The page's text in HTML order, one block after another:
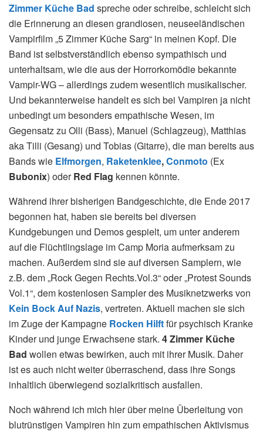
Zimmer Küche Bad spreche oder schreibe, schleicht sich
die Erinnerung an diesen grandiosen, neuseeländischen
Vampirfilm „5 Zimmer Küche Sarg“ in meinen Kopf. Die
Band ist selbstverständlich ebenso sympathisch und
unterhaltsam, wie die aus der Horrorkomödie bekannte
Vampir-WG – allerdings zudem wesentlich musikalischer.
Und bekannterweise handelt es sich bei Vampiren ja nicht
unbedingt um besonders empathische Wesen, im
Gegensatz zu Olli (Bass), Manuel (Schlagzeug), Matthias
aka Tilli (Gesang) und Tobias (Gitarre), die man bereits aus
Bands wie Elfmorgen, Raketenklee,Conmoto (Ex
Bubonix) oderRed Flag kennen könnte.
Während ihrer bisherigen Bandgeschichte, die Ende 2017
begonnen hat, haben sie bereits bei diversen
Kundgebungen und Demos gespielt, um unter anderem
auf die Flüchtlingslage im Camp Moria aufmerksam zu
machen. Außerdem sind sie auf diversen Samplern, wie
z.B. dem „Rock Gegen Rechts.Vol.3“ oder „Protest Sounds
Vol.1“, dem kostenlosen Sampler des Musiknetzwerks von
Kein Bock Auf Nazis, vertreten. Aktuell machen sie sich
im Zuge der Kampagne Rocken Hilftfür psychisch Kranke
Kinder und junge Erwachsene stark. 4 Zimmer Küche
Bad wollen etwas bewirken, auch mit ihrer Musik. Daher
ist es auch nicht weiter überraschend, dass ihre Songs
inhaltlich überwiegend sozialkritisch ausfallen.
Noch während ich mich hier über meine Überleitung von
blutrünstigen Vampiren hin zum empathischen Aktivismus